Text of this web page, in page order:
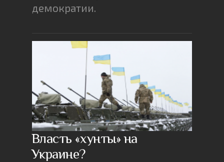
демократии.
Власть «хунты» на
Украине?